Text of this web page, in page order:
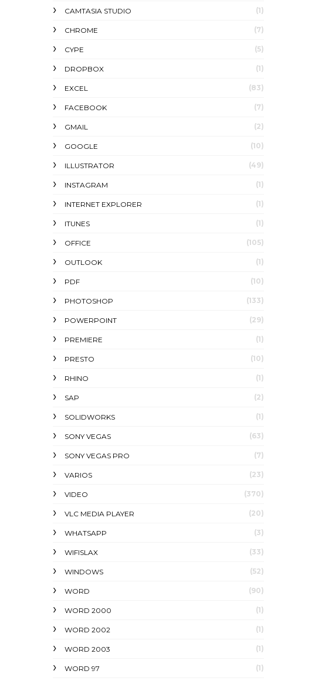
CAMTASIA STUDIO (1)
CHROME (7)
CYPE (5)
DROPBOX (1)
EXCEL (83)
FACEBOOK (7)
GMAIL (2)
GOOGLE (10)
ILLUSTRATOR (49)
INSTAGRAM (1)
INTERNET EXPLORER (1)
ITUNES (1)
OFFICE (105)
OUTLOOK (1)
PDF (10)
PHOTOSHOP (133)
POWERPOINT (29)
PREMIERE (1)
PRESTO (10)
RHINO (1)
SAP (2)
SOLIDWORKS (1)
SONY VEGAS (63)
SONY VEGAS PRO (7)
VARIOS (23)
VIDEO (370)
VLC MEDIA PLAYER (20)
WHATSAPP (3)
WIFISLAX (33)
WINDOWS (52)
WORD (90)
WORD 2000 (1)
WORD 2002 (1)
WORD 2003 (1)
WORD 97 (1)